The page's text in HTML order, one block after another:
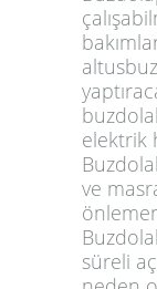
elektrik
ve
süreli